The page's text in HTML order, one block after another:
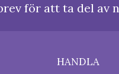
för att ta del av
HANDLA